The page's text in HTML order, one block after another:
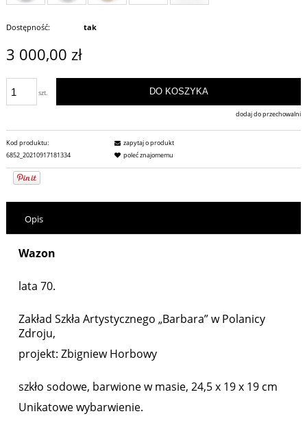
Dostępność: tak
3 000,00 zł
szt. DO KOSZYKA
dodaj do przechowalni
Kod produktu:
6852_20210917181334
zapytaj o produkt
poleć znajomemu
Opis
Wazon
lata 70.
Zakład Szkła Artystycznego „Barbara” w Polanicy
Zdroju,
projekt: Zbigniew Horbowy
szkło sodowe, barwione w masie, 24,5 x 19 x 19 cm
Unikatowe wybarwienie.